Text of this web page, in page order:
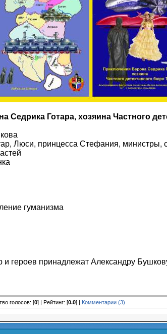
Седрика Готара, хозяина Частного
Люси, принцесса Стефания,
гуманизма
героев принадлежат Александру
голосов: [0] | Рейтинг: [0.0] | Комментарии (3)